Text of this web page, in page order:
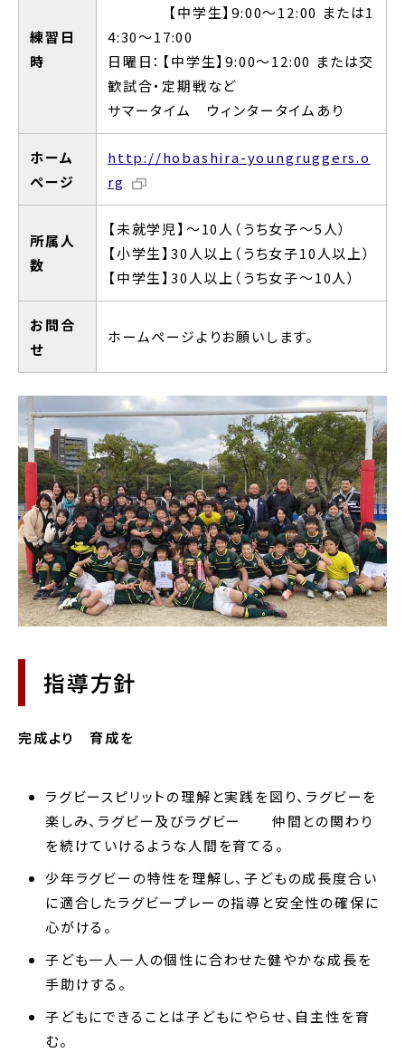
練習日
時
【中学生】9:00～12:00 または1
4:30～17:00
日曜日：【中学生】9:00～12:00 または交
歓試合・定期戦など
サマータイム ウィンタータイムあり
ホーム
ぺージ
http://hobashira-youngruggers.o
rg
所属人
数
【未就学児】～10人（うち女子～5人）
【小学生】30人以上（うち女子10人以上）
【中学生】30人以上（うち女子～10人）
お問合
せ
ホームぺージよりお願いします。
指導方針
完成より 育成を
ラグビースピリットの理解と実践を図り、ラグビーを
楽しみ、ラグビー及びラグビー 仲間との関わり
を続けていけるような人間を育てる。
少年ラグビーの特性を理解し、子どもの成長度合い
に適合したラグビープレーの指導と安全性の確保に
心がける。
子ども一人一人の個性に合わせた健やかな成長を
手助けする。
子どもにできることは子どもにやらせ、自主性を育
む。